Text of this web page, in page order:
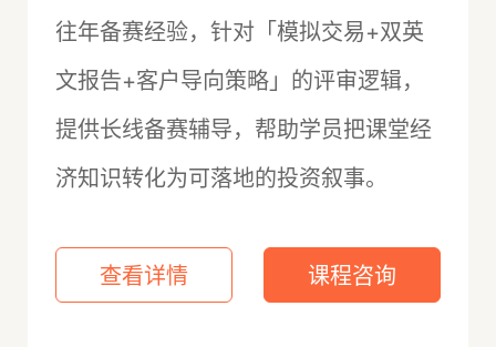
往年备赛经验，针对「模拟交易+双英
文报告+客户导向策略」的评审逻辑，
提供长线备赛辅导，帮助学员把课堂经
济知识转化为可落地的投资叙事。
查看详情 课程咨询